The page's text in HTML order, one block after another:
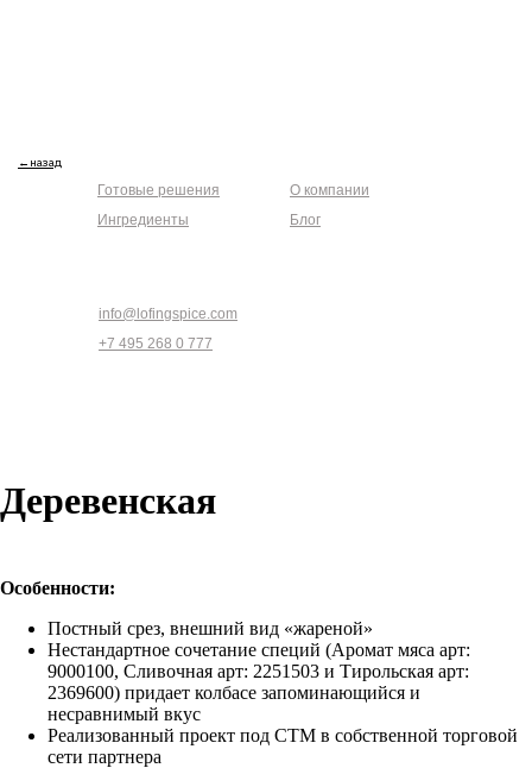
←назад
Деревенская
Особенности:
Постный срез, внешний вид «жареной»
Нестандартное сочетание специй (Аромат мяса арт:
9000100, Сливочная арт: 2251503 и Тирольская арт:
2369600) придает колбасе запоминающийся и
несравнимый вкус
Реализованный проект под СТМ в собственной торговой
сети партнера
Готовые решения
Ингредиенты
О компании
Блог
info@lofingspice.com
+7 495 268 0 777